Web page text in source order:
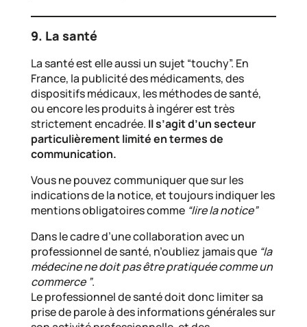
9. La santé
La santé est elle aussi un sujet “touchy”. En
France, la publicité des médicaments, des
dispositifs médicaux, les méthodes de santé,
ou encore les produits à ingérer est très
strictement encadrée. Il s’agit d’un secteur
particulièrement limité en termes de
communication.
Vous ne pouvez communiquer que sur les
indications de la notice, et toujours indiquer les
mentions obligatoires comme “lire la notice”
Dans le cadre d’une collaboration avec un
professionnel de santé, n’oubliez jamais que “la
médecine ne doit pas être pratiquée comme un
commerce ”.
Le professionnel de santé doit donc limiter sa
prise de parole à des informations générales sur